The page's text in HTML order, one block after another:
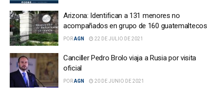
Arizona: Identifican a 131 menores no
acompañados en grupo de 160 guatemaltecos
PORAGN 22 DE JULIO DE 2021
Canciller Pedro Brolo viaja a Rusia por visita
oficial
PORAGN 20 DE JUNIO DE 2021